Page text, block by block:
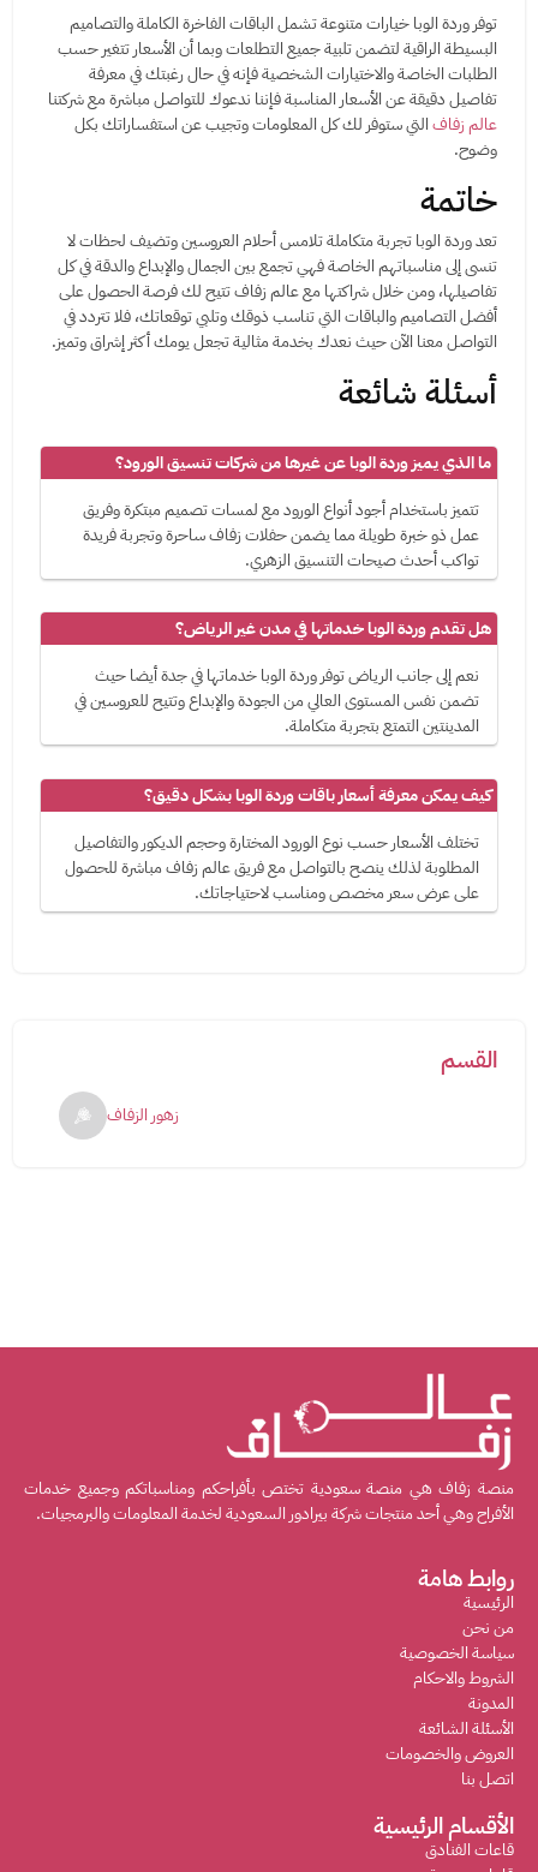
توفر وردة الوبا خيارات متنوعة تشمل الباقات الفاخرة الكاملة والتصاميم
البسيطة الراقية لتضمن تلبية جميع التطلعات وبما أن الأسعار تتغير حسب
الطلبات الخاصة والاختيارات الشخصية فإنه في حال رغبتك في معرفة
تفاصيل دقيقة عن الأسعار المناسبة فإننا ندعوك للتواصل مباشرة مع شركتنا
عالم زفافالتي ستوفر لك كل المعلومات وتجيب عن استفساراتك بكل
وضوح.
خاتمة
تعد وردة الوبا تجربة متكاملة تلامس أحلام العروسين وتضيف لحظات لا
تنسى إلى مناسباتهم الخاصة فهي تجمع بين الجمال والإبداع والدقة في كل
تفاصيلها، ومن خلال شراكتها مع عالم زفاف تتيح لك فرصة الحصول على
أفضل التصاميم والباقات التي تناسب ذوقك وتلبي توقعاتك، فلا تتردد في
التواصل معنا الآن حيث نعدك بخدمة مثالية تجعل يومك أكثر إشراق وتميز.
أسئلة شائعة
ما الذي يميز وردة الوبا عن غيرها من شركات تنسيق الورود؟
تتميز باستخدام أجود أنواع الورود مع لمسات تصميم مبتكرة وفريق
عمل ذو خبرة طويلة مما يضمن حفلات زفاف ساحرة وتجربة فريدة
تواكب أحدث صيحات التنسيق الزهري.
هل تقدم وردة الوبا خدماتها في مدن غير الرياض؟
نعم إلى جانب الرياض توفر وردة الوبا خدماتها في جدة أيضا حيث
تضمن نفس المستوى العالي من الجودة والإبداع وتتيح للعروسين في
المدينتين التمتع بتجربة متكاملة.
كيف يمكن معرفة أسعار باقات وردة الوبا بشكل دقيق؟
تختلف الأسعار حسب نوع الورود المختارة وحجم الديكور والتفاصيل
المطلوبة لذلك ينصح بالتواصل مع فريق عالم زفاف مباشرة للحصول
على عرض سعر مخصص ومناسب لاحتياجاتك.
القسم
زهور الزفاف
منصة زفاف هي منصة سعودية تختص بأفراحكم ومناسباتكم وجميع خدمات
الأفراح وهي أحد منتجات شركة بيرادور السعودية لخدمة المعلومات والبرمجيات.
روابط هامة
الرئيسية
من نحن
سياسة الخصوصية
الشروط والاحكام
المدونة
الأسئلة الشائعة
العروض والخصومات
اتصل بنا
الأقسام الرئيسية
قاعات الفنادق